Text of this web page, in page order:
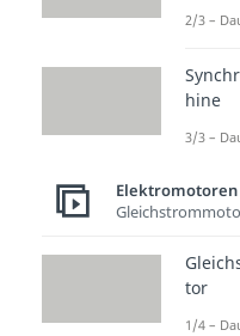
Ein
wandelt
Dafür
Betrieb
2/3 –
hine
3/3 –
Elektromotoren
tor
1/4 –